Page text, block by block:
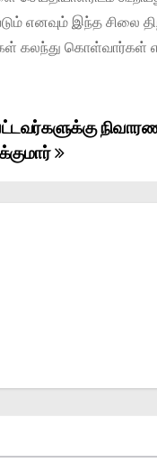
இந்த சிலை
கலந்து கொள்வார்கள்